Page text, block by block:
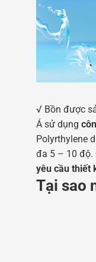
√ Bồn được
Á sử dụng
Polyrthylene
đa 5 – 10 độ.
yêu cầu thiết
Tại sao